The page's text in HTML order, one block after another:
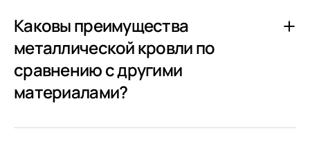
Каковы преимущества
металлической кровли по
сравнению с другими
материалами?